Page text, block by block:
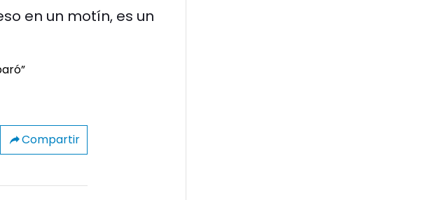
en un motín, es un
Compartir